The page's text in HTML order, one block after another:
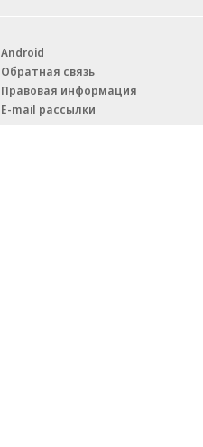
Android
Обратная связь
Правовая информация
E-mail рассылки